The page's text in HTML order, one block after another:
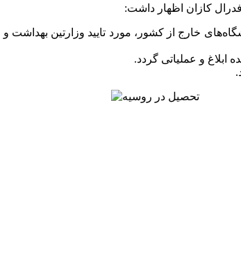
کازان اظهار داشت:
خارج از کشور، مورد تایید وزارتین بهداشت و
و عملیاتی گردد.